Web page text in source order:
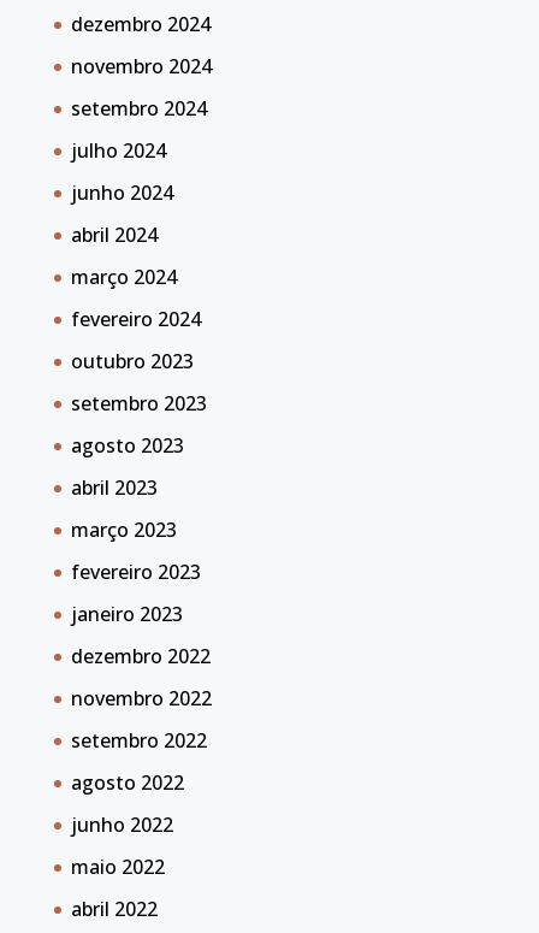
dezembro 2024
novembro 2024
setembro 2024
julho 2024
junho 2024
abril 2024
março 2024
fevereiro 2024
outubro 2023
setembro 2023
agosto 2023
abril 2023
março 2023
fevereiro 2023
janeiro 2023
dezembro 2022
novembro 2022
setembro 2022
agosto 2022
junho 2022
maio 2022
abril 2022